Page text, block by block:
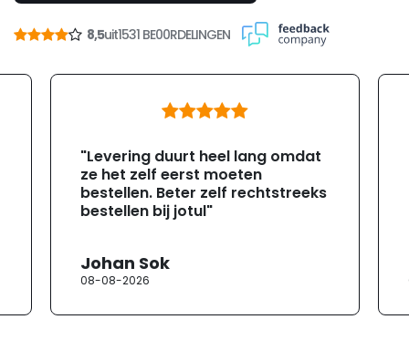
8,5uit1531 BE00RDELINGEN
"Levering duurt heel lang omdat
ze het zelf eerst moeten
bestellen. Beter zelf rechtstreeks
bestellen bij jotul"
Johan Sok
08-08-2026